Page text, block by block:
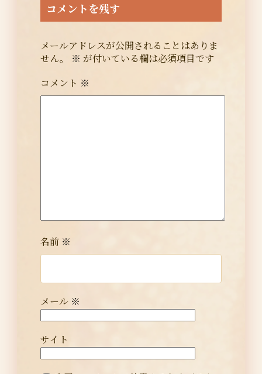
コメントを残す
メールアドレスが公開されることはありま
せん。
※ が付いている欄は必須項目です
コメント ※
名前 ※
メール ※
サイト